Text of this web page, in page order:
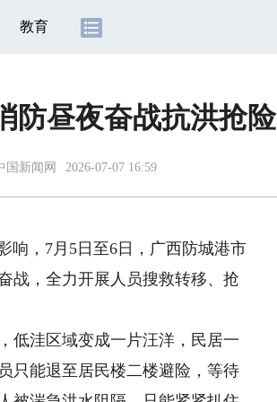
教育
防昼夜奋战抗洪抢险
国新闻网 2026-07-07 16:59
，7月5日至6日，广西防城港市
战，全力开展人员搜救转移、抢
洼区域变成一片汪洋，民居一
只能退至居民楼二楼避险，等待